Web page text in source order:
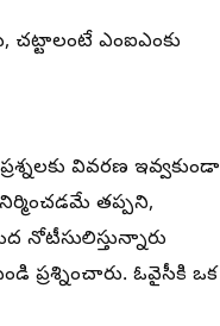
చట్టాలంటే ఎంఐఎంకు
వివరణ ఇవ్వకుండా
నిర్మించడమే తప్పని,
నోటీసులిస్తున్నారు
ప్రశ్నించారు. ఓవైసీకి ఒక